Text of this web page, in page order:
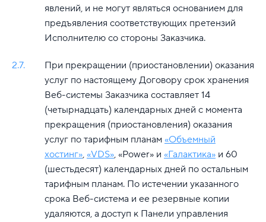
явлений, и не могут являться основанием для
предъявления соответствующих претензий
Исполнителю со стороны Заказчика.
2.7.
При прекращении (приостановлении) оказания
услуг по настоящему Договору срок хранения
Веб-системы Заказчика составляет 14
(четырнадцать) календарных дней c момента
прекращения (приостановления) оказания
услуг по тарифным планам «Объемный
хостинг», «VDS», «Power» и «Галактика» и 60
(шестьдесят) календарных дней по остальным
тарифным планам. По истечении указанного
срока Веб-система и ее резервные копии
удаляются, а доступ к Панели управления